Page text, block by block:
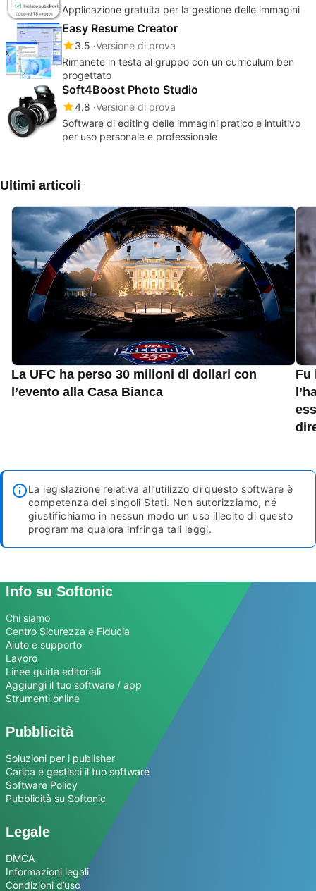
Applicazione gratuita per la gestione delle immagini
Easy Resume Creator
3.5 Versione di prova
Rimanete in testa al gruppo con un curriculum ben
progettato
Soft4Boost Photo Studio
4.8 Versione di prova
Software di editing delle immagini pratico e intuitivo
per uso personale e professionale
Ultimi articoli
La UFC ha perso 30 milioni di dollari con
l’evento alla Casa Bianca
Fu
La legislazione relativa all’utilizzo di questo software è
competenza dei singoli Stati. Non autorizziamo, né
giustifichiamo in nessun modo un uso illecito di questo
programma qualora infringa tali leggi.
Info su Softonic
Chi siamo
Centro Sicurezza e Fiducia
Aiuto e supporto
Lavoro
Linee guida editoriali
Aggiungi il tuo software / app
Strumenti online
Pubblicità
Soluzioni per i publisher
Carica e gestisci il tuo software
Software Policy
Pubblicità su Softonic
Legale
DMCA
Informazioni legali
Condizioni d’uso